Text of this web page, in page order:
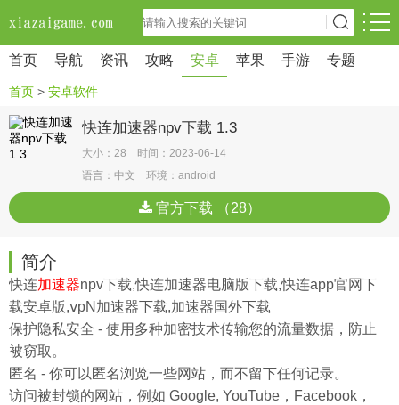
首页 导航 资讯 攻略 安卓 苹果 手游 专题
首页 > 安卓软件
快连加速器npv下载 1.3
大小：28 时间：2023-06-14
语言：中文 环境：android
官方下载 （28）
简介
快连加速器npv下载,快连加速器电脑版下载,快连app官网下
载安卓版,ⅴpN加速器下载,加速器国外下载
保护隐私安全 - 使用多种加密技术传输您的流量数据，防止
被窃取。
匿名 - 你可以匿名浏览一些网站，而不留下任何记录。
访问被封锁的网站，例如 Google, YouTube，Facebook，